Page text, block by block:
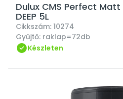
Dulux CMS Perfect Matt
DEEP 5L
Cikkszám: 10274
Gyűjtő: raklap=72db
Készleten